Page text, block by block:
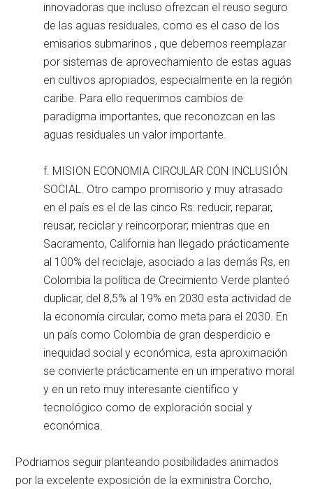
innovadoras que incluso ofrezcan el reuso seguro
de las aguas residuales, como es el caso de los
emisarios submarinos , que debemos reemplazar
por sistemas de aprovechamiento de estas aguas
en cultivos apropiados, especialmente en la región
caribe. Para ello requerimos cambios de
paradigma importantes, que reconozcan en las
aguas residuales un valor importante.
f. MISION ECONOMIA CIRCULAR CON INCLUSIÓN
SOCIAL. Otro campo promisorio y muy atrasado
en el país es el de las cinco Rs: reducir, reparar,
reusar, reciclar y reincorporar; mientras que en
Sacramento, California han llegado prácticamente
al 100% del reciclaje, asociado a las demás Rs, en
Colombia la política de Crecimiento Verde planteó
duplicar, del 8,5% al 19% en 2030 esta actividad de
la economía circular, como meta para el 2030. En
un país como Colombia de gran desperdicio e
inequidad social y económica, esta aproximación
se convierte prácticamente en un imperativo moral
y en un reto muy interesante científico y
tecnológico como de exploración social y
económica.
Podriamos seguir planteando posibilidades animados
por la excelente exposición de la exministra Corcho,